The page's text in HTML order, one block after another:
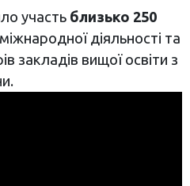
участь близько 250
міжнародної діяльності та
закладів вищої освіти з